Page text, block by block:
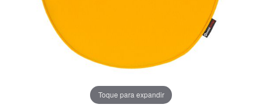
Toque para expandir